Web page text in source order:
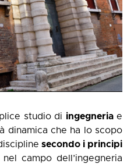
studio di ingegneriae
dinamica che ha lo scopo
secondo i principi
campo dell’ingegneria